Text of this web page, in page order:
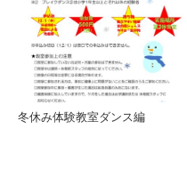
冬休み体験教室ダンス編